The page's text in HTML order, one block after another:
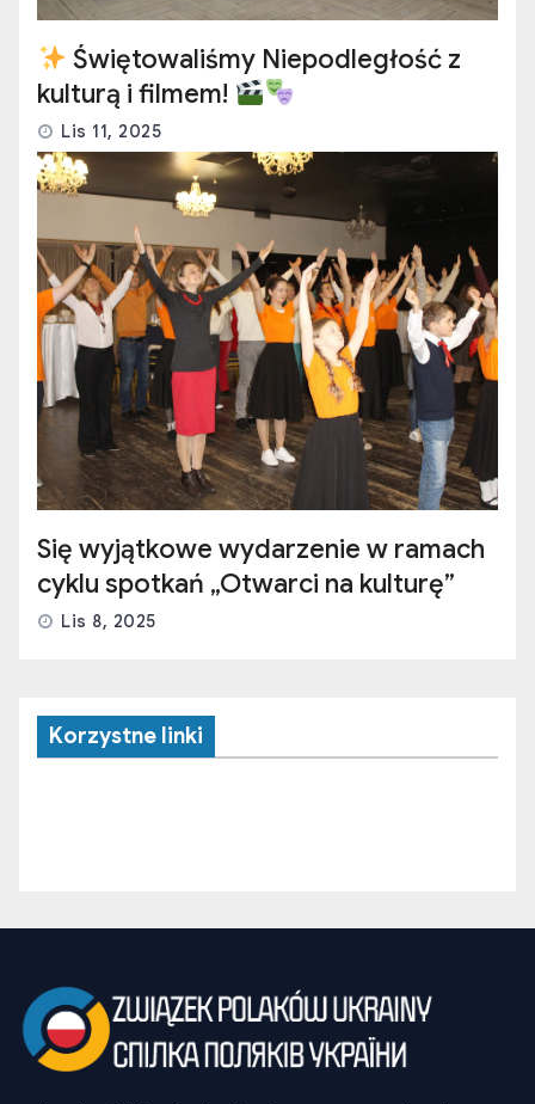
Świętowaliśmy Niepodległość z
kulturą i filmem!
Lis 11, 2025
Się wyjątkowe wydarzenie w ramach
cyklu spotkań „Otwarci na kulturę”
Lis 8, 2025
Korzystne linki